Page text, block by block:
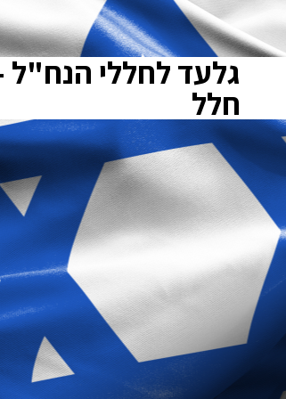
גלעד לחללי הנח"ל
חלל